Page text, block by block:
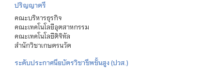
ปริญญาตรี
คณะบริหารธุรกิจ
คณะเทคโนโลยีอุตสาหกรรม
คณะเทคโนโลยีดิจิทัล
สำนักวิชาเกษตรนวัต
ระดับประกาศนียบัตรวิชาชีพชั้นสูง (ปวส.)